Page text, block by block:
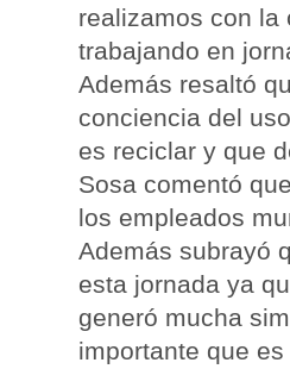
realizamos con la
trabajando en
Además resaltó
conciencia del
es reciclar y que
Sosa comentó
los empleados
Además subrayó
esta jornada ya
generó mucha
importante que